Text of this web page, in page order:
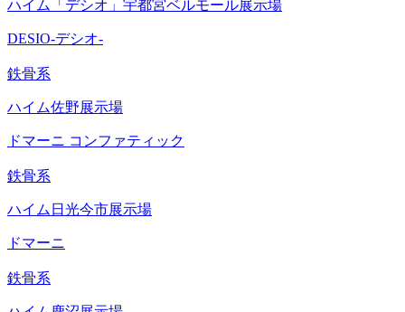
ハイム「デシオ」宇都宮ベルモール展示場
DESIO-デシオ-
鉄骨系
ハイム佐野展示場
ドマーニ コンファティック
鉄骨系
ハイム日光今市展示場
ドマーニ
鉄骨系